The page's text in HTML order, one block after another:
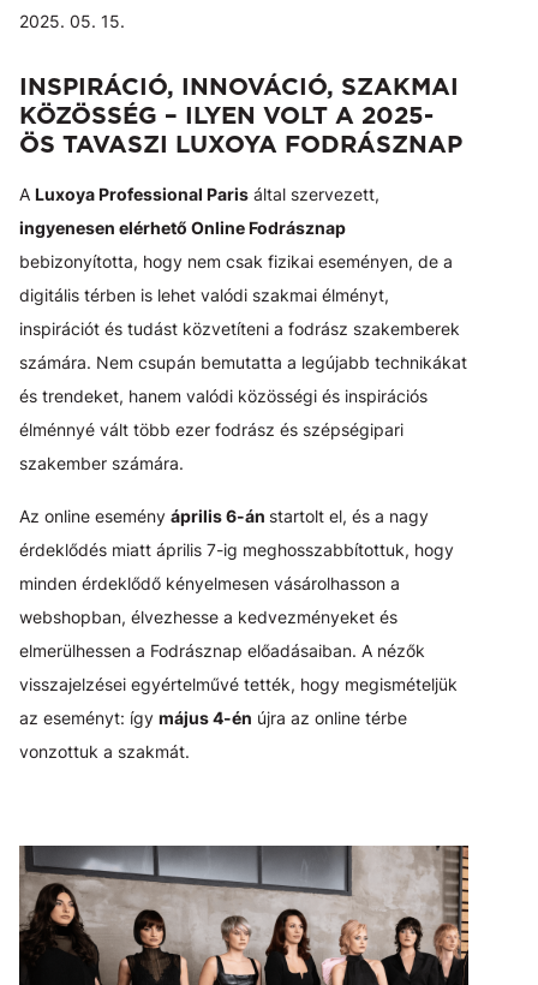
2025. 05. 15.
INSPIRÁCIÓ, INNOVÁCIÓ, SZAKMAI
KÖZÖSSÉG – ILYEN VOLT A 2025-
ÖS TAVASZI LUXOYA FODRÁSZNAP
A Luxoya Professional Paris által szervezett,
ingyenesen elérhető Online Fodrásznap
bebizonyította, hogy nem csak fizikai eseményen, de a
digitális térben is lehet valódi szakmai élményt,
inspirációt és tudást közvetíteni a fodrász szakemberek
számára. Nem csupán bemutatta a legújabb technikákat
és trendeket, hanem valódi közösségi és inspirációs
élménnyé vált több ezer fodrász és szépségipari
szakember számára.
Az online esemény április 6-án startolt el, és a nagy
érdeklődés miatt április 7-ig meghosszabbítottuk, hogy
minden érdeklődő kényelmesen vásárolhasson a
webshopban, élvezhesse a kedvezményeket és
elmerülhessen a Fodrásznap előadásaiban. A nézők
visszajelzései egyértelművé tették, hogy megismételjük
az eseményt: így május 4-én újra az online térbe
vonzottuk a szakmát.